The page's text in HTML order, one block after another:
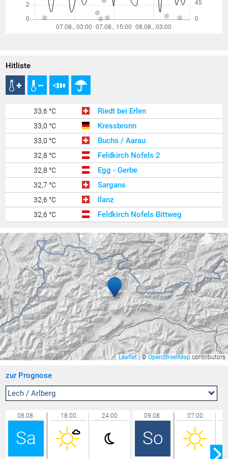
Hitliste
33,6 °C Riedt bei Erlen
33,0 °C Kressbronn
33,0 °C Buchs / Aarau
32,8 °C Feldkirch Nofels 2
32,8 °C Egg - Gerbe
32,7 °C Sargans
32,6 °C Ilanz
32,6 °C Feldkirch Nofels Bittweg
32,4 °C Gamprin
32,4 °C Walenstadt ARA
32,4 °C Balzers Oksaboda
32,4 °C Ravensburg - Weißenau
32,3 °C Lütschbach
32,3 °C Bludesch - Gais
32,3 °C Feldkirch Kapf
32,3 °C Triesen Langgasse
32,2 °C Zürich Kloten
32,2 °C
32,2 °C
32,1 °C Lochau Süd Berg
32,1 °C Lauterach
Feldkirch Altenstadt Feuerwehr
Leaflet © OpenStreetMap contributors
zur Prognose
Lech / Arlberg
08.08.
Sa
18:00 24:00 09.08.
So
07:00